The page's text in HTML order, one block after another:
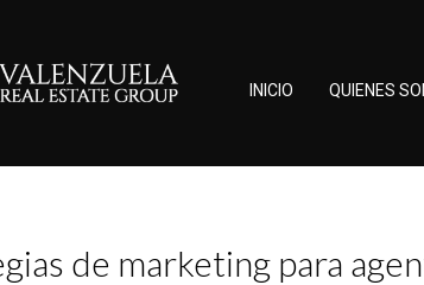
INICIO QUIENES
de marketing para